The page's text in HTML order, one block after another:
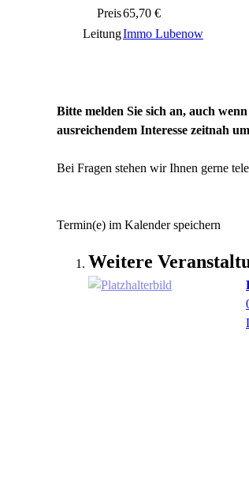
Preis65,70 €
LeitungImmo Lubenow
Bitte melden Sie sich an, auch
ausreichendem Interesse zeitnah
Bei Fragen stehen wir Ihnen gerne
Termin(e) im Kalender speichern
Weitere